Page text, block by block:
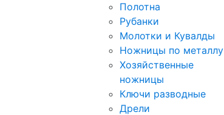
Полотна
Рубанки
Молотки и Кувалды
Ножницы по металлу
Хозяйственные
ножницы
Ключи разводные
Дрели